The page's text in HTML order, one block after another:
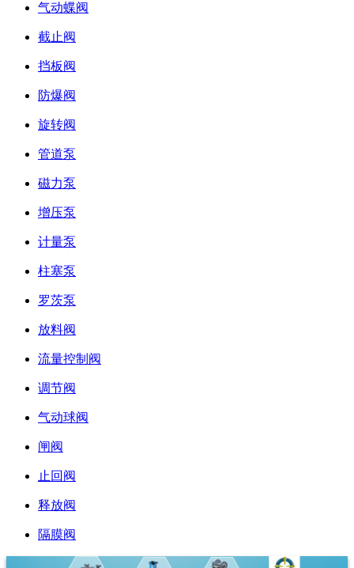
气动蝶阀
截止阀
挡板阀
防爆阀
旋转阀
管道泵
磁力泵
增压泵
计量泵
柱塞泵
罗茨泵
放料阀
流量控制阀
调节阀
气动球阀
闸阀
止回阀
释放阀
隔膜阀